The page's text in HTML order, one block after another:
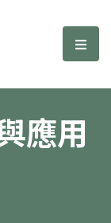
刊 選
應用